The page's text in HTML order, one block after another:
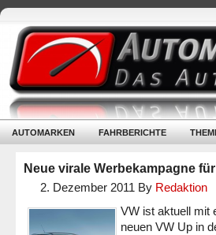
AUTOMARKEN FAHRBERICHTE
Neue virale Werbekampagne
2. Dezember 2011 By Redaktion
VW ist aktuell mit
neuen VW Up in